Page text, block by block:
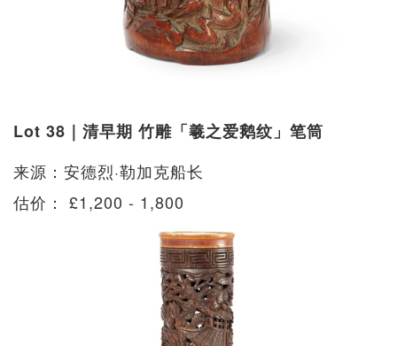
Lot 38｜清早期 竹雕「羲之爱鹅纹」笔筒
来源：安德烈·勒加克船长
估价： £1,200 - 1,800